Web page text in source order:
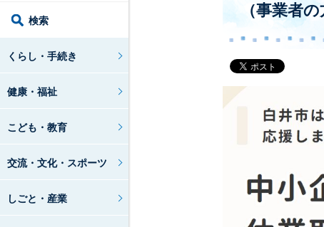
検索
くらし・手続き
健康・福祉
こども・教育
交流・文化・スポーツ
しごと・産業
（事業者